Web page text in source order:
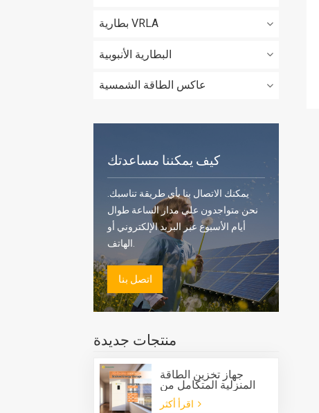
بطارية VRLA
البطارية الأنبوبية
عاكس الطاقة الشمسية
كيف يمكننا مساعدتك
يمكنك الاتصال بنا بأي طريقة تناسبك.
نحن متواجدون على مدار الساعة طوال
أيام الأسبوع عبر البريد الإلكتروني أو
اتصل بنا
منتجات جديدة
جهاز تخزين الطاقة
المنزلية المتكامل من
جرين صن G-AIO-200-
S6K/S11K